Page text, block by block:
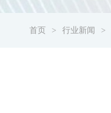
首页 行业新闻